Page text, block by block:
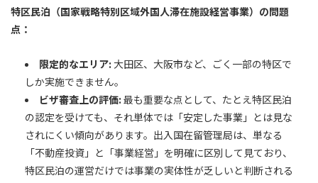
特区民泊（国家戦略特別区域外国人滞在施設経営事業）の問題
点：
限定的なエリア: 大田区、大阪市など、ごく一部の特区で
しか実施できません。
ビザ審査上の評価: 最も重要な点として、たとえ特区民泊
の認定を受けても、それ単体では「安定した事業」とは見な
されにくい傾向があります。出入国在留管理局は、単なる
「不動産投資」と「事業経営」を明確に区別して見ており、
特区民泊の運営だけでは事業の実体性が乏しいと判断される